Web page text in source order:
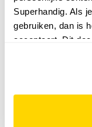
Superhandig. Als
gebruiken, dan is
accepteert. Dit
website niet